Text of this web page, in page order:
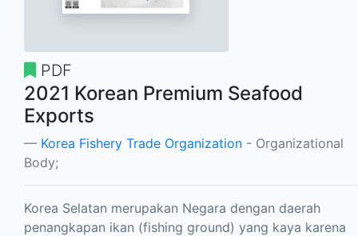
PDF
2021 Korean Premium Seafood
Exports
Korea Fishery Trade Organization - Organizational
Body;
Korea Selatan merupakan Negara dengan daerah
penangkapan ikan (fishing ground) yang kaya karena